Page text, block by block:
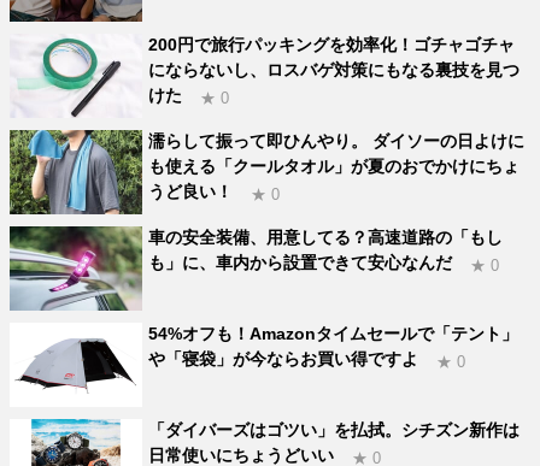
200円で旅行パッキングを効率化！ゴチャゴチャ
にならないし、ロスバゲ対策にもなる裏技を見つ
けた
★ 0
濡らして振って即ひんやり。 ダイソーの日よけに
も使える「クールタオル」が夏のおでかけにちょ
うど良い！
★ 0
車の安全装備、用意してる？高速道路の「もし
も」に、車内から設置できて安心なんだ
★ 0
54%オフも！Amazonタイムセールで「テント」
や「寝袋」が今ならお買い得ですよ
★ 0
「ダイバーズはゴツい」を払拭。シチズン新作は
日常使いにちょうどいい
★ 0